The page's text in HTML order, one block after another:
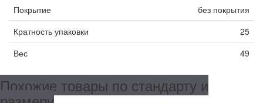
Покрытие
без покрытия
Кратность упаковки
25
Вес
49
Похожие товары по стандарту и